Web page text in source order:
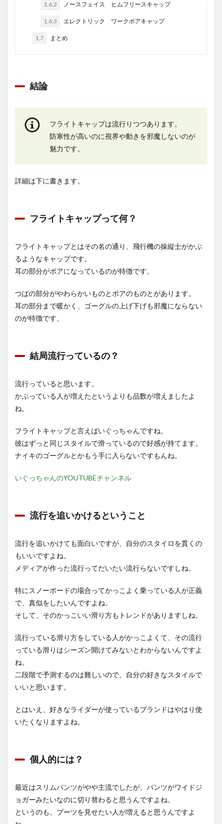
1.6.2 ノースフェイス ヒムフリースキャップ
1.6.3 エレクトリック ワークボアキャップ
1.7 まとめ
結論
フライトキャップは流行りつつあります。
防寒性が高いのに視界や動きを邪魔しないのが
魅力です。
詳細は下に書きます。
フライトキャップって何？
フライトキャップとはその名の通り、飛行機の操縦士がかぶ
るようなキャップです。
耳の部分がボアになっているのが特徴です。
つばの部分がやわらかいものとボアのものとがあります。
耳の部分まで暖かく、ゴーグルの上げ下げも邪魔にならない
のが特徴です。
結局流行っているの？
流行っていると思います。
かぶっている人が増えたというよりも品数が増えましたよ
ね。
フライトキャップと言えばいぐっちゃんですね。
彼はずっと同じスタイルで滑っているので好感が持てます。
ナイキのゴーグルとかもう手に入らないですもんね。
いぐっちゃんのYOUTUBEチャンネル
流行を追いかけるということ
流行を追いかけても面白いですが、自分のスタイロを貫くの
もいいですよね。
メディアが作った流行ってだいたい流行らないですしね。
特にスノーボードの場合ってかっこよく乗っている人が正義
で、真似をしたいんですよね。
そして、そのかっこいい滑り方もトレンドがありますしね。
流行っている滑り方をしている人がかっこよくて、その流行
っている滑りはシーズン開けてみないとわからないんですよ
ね。
二段階で予測するのは難しいので、自分の好きなスタイルで
いいと思います。
とはいえ、好きなライダーが使っているブランドはやはり使
いたくなりますよね。
個人的には？
最近はスリムパンツがやや主流でしたが、パンツがワイドジ
ョガーみたいなのに切り替わると思うんですよね。
というのも、ブーツを見せたい人が増えると思うんですよ